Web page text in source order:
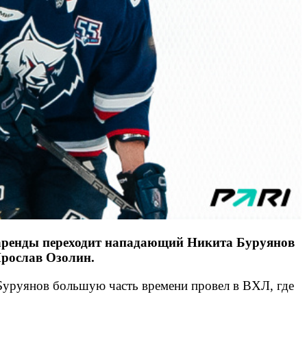
переходит нападающий Никита Буруянов
Озолин.
большую часть времени провел в ВХЛ, где